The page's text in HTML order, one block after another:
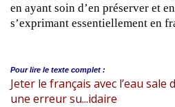
en ayant soin d’en préserver et
s’exprimant essentiellement en
Pour lire le texte complet :
Jeter le français avec l’eau sale
une erreur su...idaire